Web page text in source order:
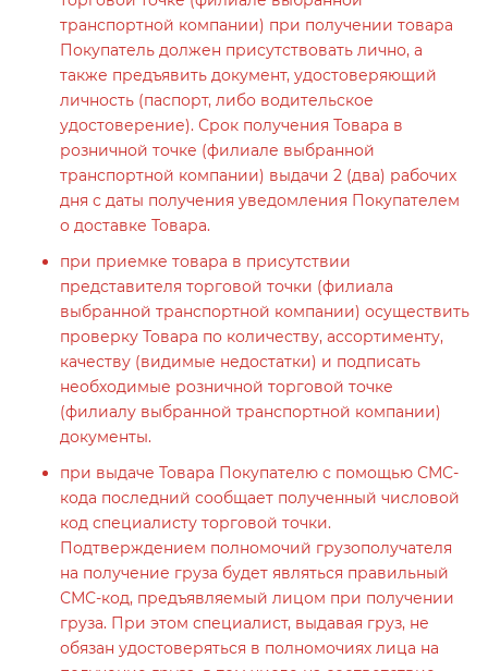
транспортной компании) при получении товара
Покупатель должен присутствовать лично, а
также предъявить документ, удостоверяющий
личность (паспорт, либо водительское
удостоверение). Срок получения Товара в
розничной точке (филиале выбранной
транспортной компании) выдачи 2 (два) рабочих
дня с даты получения уведомления Покупателем
о доставке Товара.
при приемке товара в присутствии
представителя торговой точки (филиала
выбранной транспортной компании) осуществить
проверку Товара по количеству, ассортименту,
качеству (видимые недостатки) и подписать
необходимые розничной торговой точке
(филиалу выбранной транспортной компании)
документы.
при выдаче Товара Покупателю с помощью СМС-
кода последний сообщает полученный числовой
код специалисту торговой точки.
Подтверждением полномочий грузополучателя
на получение груза будет являться правильный
СМС-код, предъявляемый лицом при получении
груза. При этом специалист, выдавая груз, не
обязан удостоверяться в полномочиях лица на